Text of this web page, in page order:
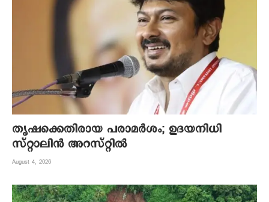
തൃഷക്കെതിരായ പരാമർശം; ഉദയനിധി
സ്റ്റാലിൻ അറസ്റ്റിൽ
August 4, 2026